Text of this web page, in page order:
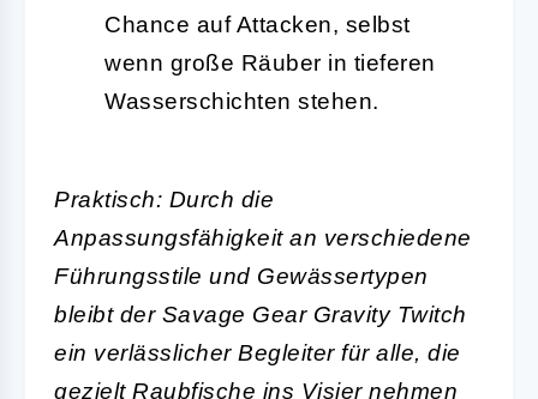
Chance auf Attacken, selbst
wenn große Räuber in tieferen
Wasserschichten stehen.
Praktisch: Durch die
Anpassungsfähigkeit an verschiedene
Führungsstile und Gewässertypen
bleibt der Savage Gear Gravity Twitch
ein verlässlicher Begleiter für alle, die
gezielt Raubfische ins Visier nehmen